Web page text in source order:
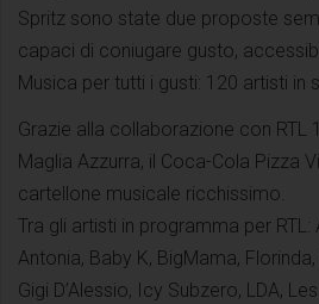
Spritz sono state due proposte
capaci di coniugare gusto,
Musica per tutti i gusti: 120 artisti in
Grazie alla collaborazione con RTL
Maglia Azzurra, il Coca-Cola Pizza
cartellone musicale ricchissimo.
Tra gli artisti in programma per RTL:
Antonia, Baby K, BigMama,
Gigi D’Alessio, Icy Subzero, LDA,